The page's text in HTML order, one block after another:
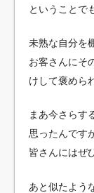
ということで
未熟な自分を
お客さんにそ
けして褒めら
まあ今さらす
思ったんです
皆さんにはぜ
あと似たよう